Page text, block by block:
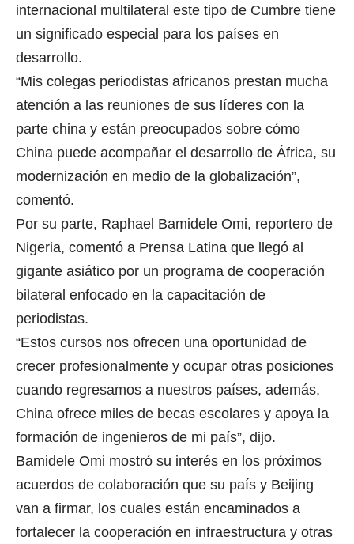
internacional multilateral este tipo de Cumbre tiene
un significado especial para los países en
desarrollo.
“Mis colegas periodistas africanos prestan mucha
atención a las reuniones de sus líderes con la
parte china y están preocupados sobre cómo
China puede acompañar el desarrollo de África, su
modernización en medio de la globalización”,
comentó.
Por su parte, Raphael Bamidele Omi, reportero de
Nigeria, comentó a Prensa Latina que llegó al
gigante asiático por un programa de cooperación
bilateral enfocado en la capacitación de
periodistas.
“Estos cursos nos ofrecen una oportunidad de
crecer profesionalmente y ocupar otras posiciones
cuando regresamos a nuestros países, además,
China ofrece miles de becas escolares y apoya la
formación de ingenieros de mi país”, dijo.
Bamidele Omi mostró su interés en los próximos
acuerdos de colaboración que su país y Beijing
van a firmar, los cuales están encaminados a
fortalecer la cooperación en infraestructura y otras